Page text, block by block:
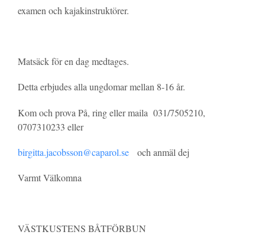
examen och kajakinstruktörer.
Matsäck för en dag medtages.
Detta erbjudes alla ungdomar mellan 8-16 år.
Kom och prova På, ring eller maila 031/7505210,
0707310233 eller
birgitta.jacobsson@caparol.se och anmäl dej
Varmt Välkomna
VÄSTKUSTENS BÅTFÖRBUN